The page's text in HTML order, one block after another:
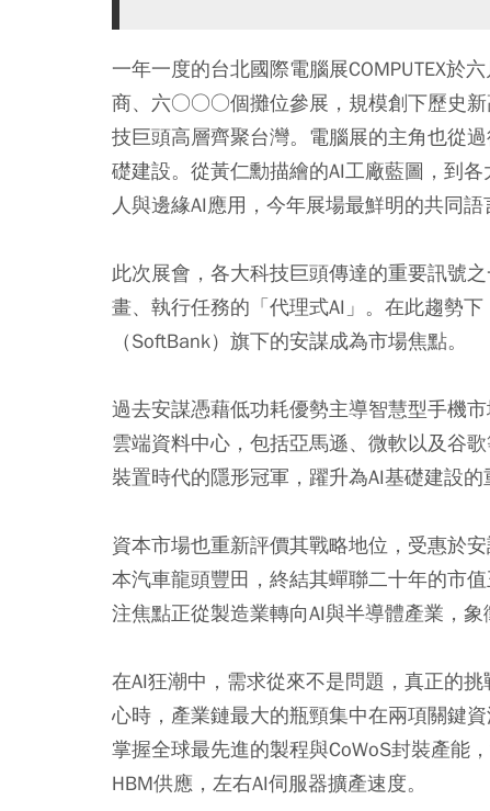
一年一度的台北國際電腦展COMPUTEX
商、六○○○個攤位參展，規模創下歷史新
技巨頭高層齊聚台灣。電腦展的主角也從
礎建設。從黃仁勳描繪的AI工廠藍圖，到
人與邊緣AI應用，今年展場最鮮明的共同語
此次展會，各大科技巨頭傳達的重要訊號
畫、執行任務的「代理式AI」。在此趨勢
（SoftBank）旗下的安謀成為市場焦點。
過去安謀憑藉低功耗優勢主導智慧型手機
雲端資料中心，包括亞馬遜、微軟以及谷
裝置時代的隱形冠軍，躍升為AI基礎建設的
資本市場也重新評價其戰略地位，受惠於
本汽車龍頭豐田，終結其蟬聯二十年的市
注焦點正從製造業轉向AI與半導體產業，象
在AI狂潮中，需求從來不是問題，真正的
心時，產業鏈最大的瓶頸集中在兩項關鍵
掌握全球最先進的製程與CoWoS封裝產能
HBM供應，左右AI伺服器擴產速度。